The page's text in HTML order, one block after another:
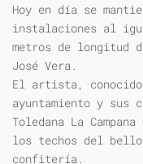
Hoy en día se
instalaciones al
metros de longitud
José Vera.
El artista,
ayuntamiento y
Toledana La
los techos del
confitería.